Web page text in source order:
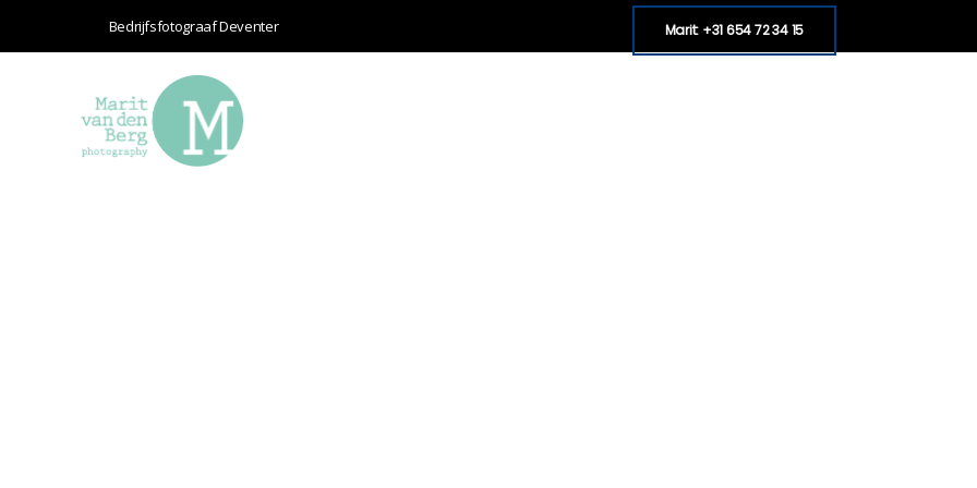
Bedrijfsfotograaf Deventer Marit: +31 654 72 34 15